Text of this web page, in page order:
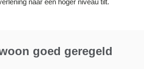
goed geregeld